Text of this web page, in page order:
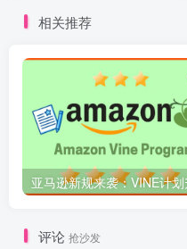
相关推荐
评论 抢沙发